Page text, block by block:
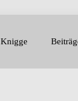
Knigge